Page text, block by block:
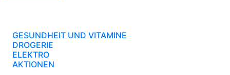
GESUNDHEIT UND VITAMINE
DROGERIE
ELEKTRO
AKTIONEN